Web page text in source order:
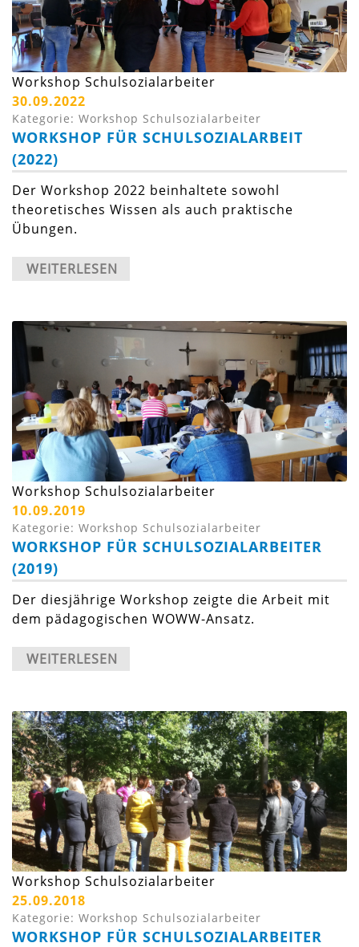
Workshop Schulsozialarbeiter
30.09.2022
Kategorie: Workshop Schulsozialarbeiter
WORKSHOP FÜR SCHULSOZIALARBEIT
(2022)
Der Workshop 2022 beinhaltete sowohl
theoretisches Wissen als auch praktische
Übungen.
WEITERLESEN
Workshop Schulsozialarbeiter
10.09.2019
Kategorie: Workshop Schulsozialarbeiter
WORKSHOP FÜR SCHULSOZIALARBEITER
(2019)
Der diesjährige Workshop zeigte die Arbeit mit
dem pädagogischen WOWW-Ansatz.
WEITERLESEN
Workshop Schulsozialarbeiter
25.09.2018
Kategorie: Workshop Schulsozialarbeiter
WORKSHOP FÜR SCHULSOZIALARBEITER